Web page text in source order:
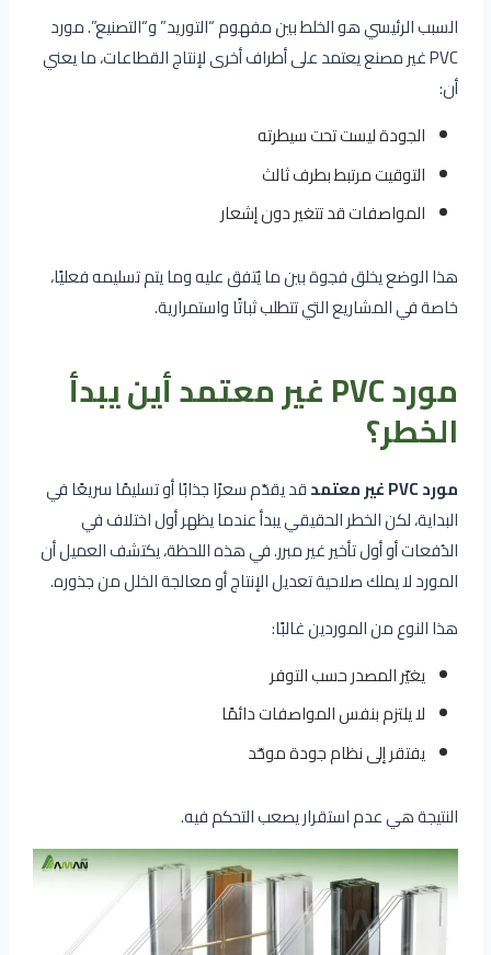
السبب الرئيسي هو الخلط بين مفهوم “التوريد” و“التصنيع”. مورد
PVC غير مصنع يعتمد على أطراف أخرى لإنتاج القطاعات، ما يعني
أن:
الجودة ليست تحت سيطرته
التوقيت مرتبط بطرف ثالث
المواصفات قد تتغير دون إشعار
هذا الوضع يخلق فجوة بين ما يُتفق عليه وما يتم تسليمه فعليًا،
خاصة في المشاريع التي تتطلب ثباتًا واستمرارية.
مورد PVC غير معتمد أين يبدأ
الخطر؟
مورد PVC غير معتمد
قد يقدّم سعرًا جذابًا أو تسليمًا سريعًا في
البداية، لكن الخطر الحقيقي يبدأ عندما يظهر أول اختلاف في
الدُفعات أو أول تأخير غير مبرر. في هذه اللحظة، يكتشف العميل أن
المورد لا يملك صلاحية تعديل الإنتاج أو معالجة الخلل من جذوره.
هذا النوع من الموردين غالبًا:
يغيّر المصدر حسب التوفر
لا يلتزم بنفس المواصفات دائمًا
يفتقر إلى نظام جودة موحّد
النتيجة هي عدم استقرار يصعب التحكم فيه.